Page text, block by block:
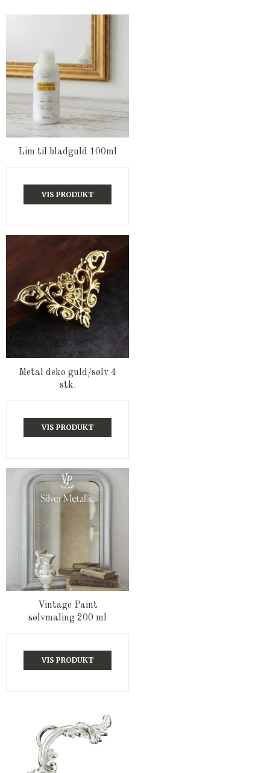
Lim til bladguld 100ml
VIS PRODUKT
Metal deko guld/sølv 4
stk.
VIS PRODUKT
Vintage Paint
sølvmaling 200 ml
VIS PRODUKT